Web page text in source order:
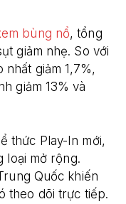
bùng nổ, tổng
giảm nhẹ. So với
giảm 1,7%,
giảm 13% và
thức Play-In mới,
loại mở rộng.
Quốc khiến
theo dõi trực tiếp.